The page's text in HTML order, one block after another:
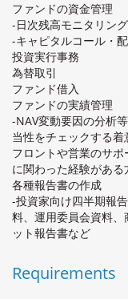
ファンドの資金管理
-日次残高モニタリング
-キャピタルコール・
投資実行事務
為替取引
ファンド借入
ファンドの実績管理
-NAV変動要因の分析
当性をチェックする着
フロントや営業のサ
に関わった経験がある
各種報告書の作成
-投資家向け四半期報
料、運用委員会資料
ット報告書など
Requirements